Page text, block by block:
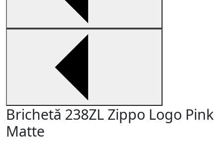
Brichetă 238ZL Zippo Logo Pink
Matte